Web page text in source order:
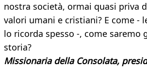
nostra società, ormai quasi priva
valori umani e cristiani? E come -
lo ricorda spesso -, come saremo
storia?
Missionaria della Consolata,